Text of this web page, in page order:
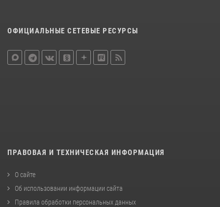
ОФИЦИАЛЬНЫЕ СЕТЕВЫЕ РЕСУРСЫ
ПРАВОВАЯ И ТЕХНИЧЕСКАЯ ИНФОРМАЦИЯ
О сайте
Об использовании информации сайта
Правила обработки персональных данных